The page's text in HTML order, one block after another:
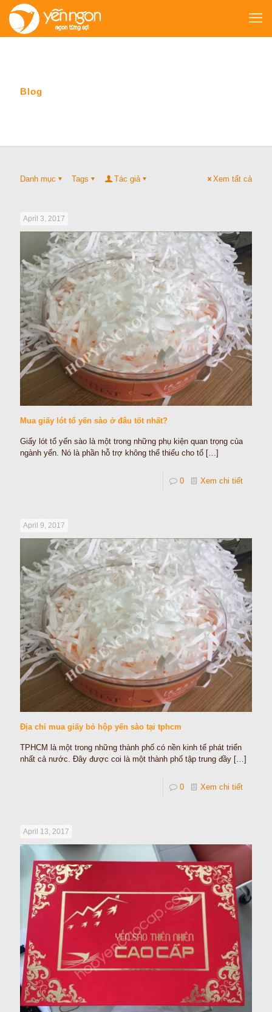
Blog
Danh mục Tags Tác giả Xem tất cả
April 3, 2017
Mua giấy lót tổ yến sào ở đâu tốt nhất?
Giấy lót tổ yến sào là một trong những phụ kiện quan trọng của
ngành yến. Nó là phần hỗ trợ không thể thiếu cho tổ […]
0 Xem chi tiết
April 9, 2017
Địa chỉ mua giấy bỏ hộp yến sào tại tphcm
TPHCM là một trong những thành phố có nền kinh tế phát triển
nhất cả nước. Đây được coi là một thành phố tập trung đầy […]
0 Xem chi tiết
April 13, 2017